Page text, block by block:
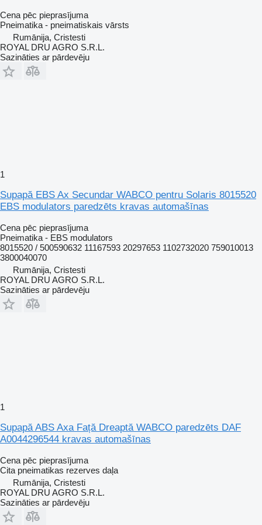
Cena pēc pieprasījuma
Pneimatika - pneimatiskais vārsts
Rumānija, Cristesti
ROYAL DRU AGRO S.R.L.
Sazināties ar pārdevēju
1
Supapă EBS Ax Secundar WABCO pentru Solaris 8015520
EBS modulators paredzēts kravas automašīnas
Cena pēc pieprasījuma
Pneimatika - EBS modulators
8015520 / 500590632 11167593 20297653 1102732020 759010013
3800040070
Rumānija, Cristesti
ROYAL DRU AGRO S.R.L.
Sazināties ar pārdevēju
1
Supapă ABS Axa Față Dreaptă WABCO paredzēts DAF
A0044296544 kravas automašīnas
Cena pēc pieprasījuma
Cita pneimatikas rezerves daļa
Rumānija, Cristesti
ROYAL DRU AGRO S.R.L.
Sazināties ar pārdevēju